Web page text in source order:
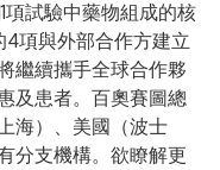
項試驗中藥物組成的核
項與外部合作方建立
繼續攜手全球合作夥
及患者。百奧賽圖總
海）、美國（波士
分支機構。欲瞭解更